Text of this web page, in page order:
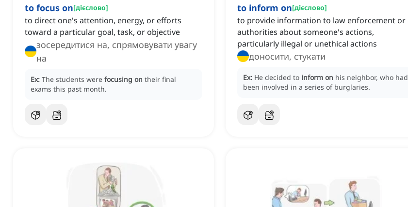
to focus on[дієслово]
to direct one's attention, energy, or efforts
toward a particular goal, task, or objective
зосередитися на, спрямовувати увагу
на
Ex: The students were focusing on their final
exams this past month.
to inform on[дієслово]
to provide information to law enforcement or
authorities about someone's actions,
particularly illegal or unethical actions
доносити, стукати
Ex: He decided to inform on his neighbor, who had
been involved in a series of burglaries.